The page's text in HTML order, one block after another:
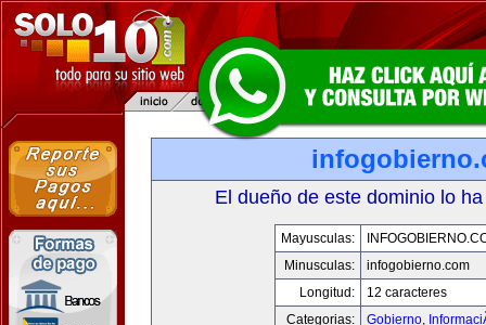
El dueño de este dominio lo
Mayusculas:
Minusculas:
infogobierno.com
Longitud:
12 caracteres
Categorias:
Gobierno,